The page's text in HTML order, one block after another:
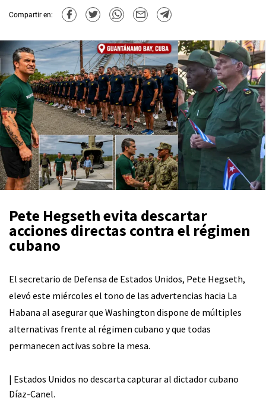
Compartir en:
Pete Hegseth evita descartar
acciones directas contra el régimen
cubano
El secretario de Defensa de Estados Unidos, Pete Hegseth,
elevó este miércoles el tono de las advertencias hacia La
Habana al asegurar que Washington dispone de múltiples
alternativas frente al régimen cubano y que todas
permanecen activas sobre la mesa.
| Estados Unidos no descarta capturar al dictador cubano
Díaz-Canel.